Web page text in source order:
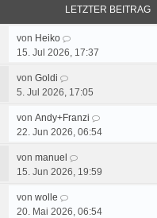
LETZTER BEITRAG
von Heiko
15. Jul 2026, 17:37
von Goldi
5. Jul 2026, 17:05
von Andy+Franzi
22. Jun 2026, 06:54
von manuel
15. Jun 2026, 19:59
von wolle
20. Mai 2026, 06:54